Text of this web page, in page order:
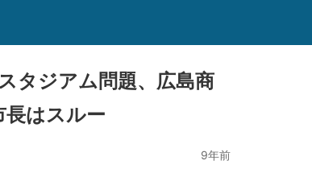
タジアム問題、広島商
長はスルー
9年前